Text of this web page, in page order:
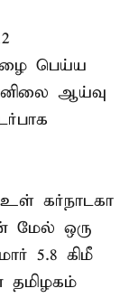
பெய்ய
ஆய்வு
உள் கர்நாடகா
மேல் ஒரு
5.8 கிமீ